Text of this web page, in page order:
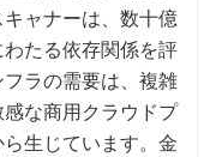
ャナーは、数十億
たる依存関係を評
ラの需要は、複雑
な商用クラウドプ
生じています。金